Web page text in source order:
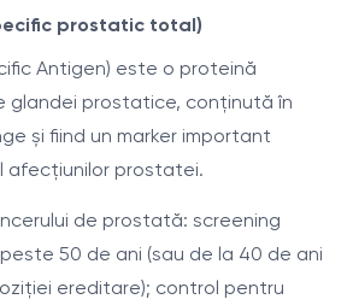
prostatic total)
Antigen) este o proteină
glandei prostatice, conținută în
și fiind un marker important
afecțiunilor prostatei.
de prostată: screening
50 de ani (sau de la 40 de ani
ereditare); control pentru